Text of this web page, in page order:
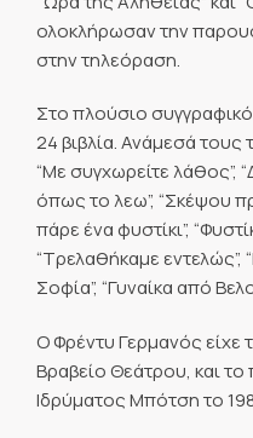
ολοκλήρωσαν την
στην τηλεόραση.
Στο πλούσιο
24 βιβλία. Ανάμεσά τους
“Με συγχωρείτε λάθος”,
όπως το λεω”, “Σκέψου
πάρε ένα φυστίκι”,
“Τρελαθήκαμε εντελώς”,
Σοφία”, “Γυναίκα από
Ο Φρέντυ Γερμανός είχε
Βραβείο Θεάτρου, και
Ιδρύματος Μπότση το